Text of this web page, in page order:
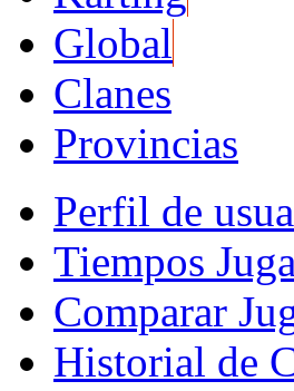
Global
Clanes
Provincias
Perfil de
Tiempos
Comparar
Historial de